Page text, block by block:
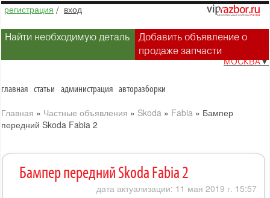
регистрация / вход
Найти необходимую деталь
Добавить объявление о
продаже запчасти
МОСКВА▼
главная статьи администрация авторазборки
Главная » Частные объявления » Skoda » Fabia » Бампер
передний Skoda Fabia 2
Бампер передний Skoda Fabia 2
дата актуализации: 11 мая 2019 г. 15:57